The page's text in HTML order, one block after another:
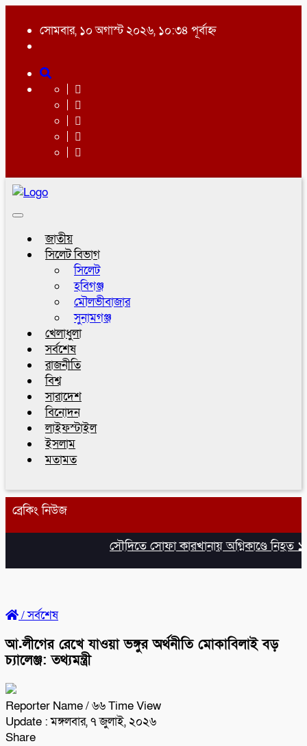
সোমবার, ১০ অগাস্ট ২০২৬, ১০:৩৪ পূর্বাহ্ন
Toggle
জাতীয়
সিলেট বিভাগ
সিলেট
হবিগঞ্জ
মৌলভীবাজার
সুনামগঞ্জ
খেলাধুলা
সর্বশেষ
রাজনীতি
বিশ্ব
সারাদেশ
বিনোদন
লাইফস্টাইল
ইসলাম
মতামত
ব্রেকিং নিউজ
সৌদিতে সোফা কারখানায় অগ্নিকাণ্ডে নিহত
/সর্বশেষ
আ.লীগের রেখে যাওয়া ভঙ্গুর অর্থনীতি মোকাবিলাই বড়
চ্যালেঞ্জ: তথ্যমন্ত্রী
Reporter Name/ ৬৬ Time View
Update : মঙ্গলবার, ৭ জুলাই, ২০২৬
Share